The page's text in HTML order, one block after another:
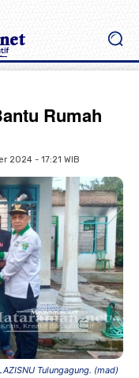
Rumah
2024 - 17:21 WIB
Tulungagung. (mad)